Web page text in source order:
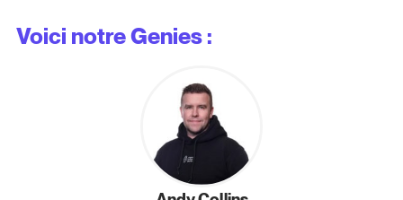
Voici notre Genies :